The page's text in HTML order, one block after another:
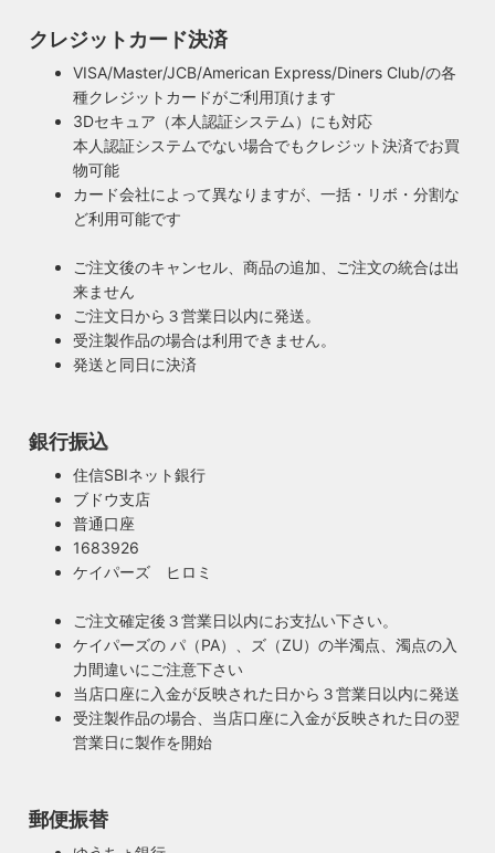
暮らしを照らす名脇役・こだわりのヴィンテー
ジスタイル
照明は暮らしの名脇役！メインのスーツが良いのに、靴や時
計がダサいとイマイチ決まらない。住宅や店舗も同じく照明
がダサいだけでせっかくの良い建築やインテリアも台無しで
のインテリアや工業製品の重厚感やゴージャスさ。それでい
て飽きの来ない無垢さや素朴さを追求したヴィンテージスタ
イルでの提案にこだわっています。
◆もっと詳しく見る
安心のPSE適合照明・電気用品安全法の遵守
ハイロミドットコムで販売する照明は１点残らずPSE検査に
合格した照明です。製造後や出荷前に検査を行うため、当店
のオリジナル照明はもちろん、アンティークやヴィンテージ
の古い照明も安心してお使い頂けます。当店は製造事業者と
して近畿経済産業局へ特定電気用品以外の電気用品の製造事
クレジットカード決済
VISA/Master/JCB/American Express/Diners Club/の各
種クレジットカードがご利用頂けます
3Dセキュア（本人認証システム）にも対応
本人認証システムでない場合でもクレジット決済でお買
物可能
カード会社によって異なりますが、一括・リボ・分割な
ど利用可能です
ご注文後のキャンセル、商品の追加、ご注文の統合は出
来ません
ご注文日から３営業日以内に発送。
受注製作品の場合は利用できません。
発送と同日に決済
銀行振込
住信SBIネット銀行
ブドウ支店
普通口座
1683926
ケイパーズ ヒロミ
ご注文確定後３営業日以内にお支払い下さい。
ケイパーズの パ（PA）、ズ（ZU）の半濁点、濁点の入
力間違いにご注意下さい
当店口座に入金が反映された日から３営業日以内に発送
受注製作品の場合、当店口座に入金が反映された日の翌
営業日に製作を開始
郵便振替